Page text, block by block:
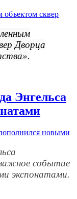
Дворца
Энгельса
событие
экспонатами.